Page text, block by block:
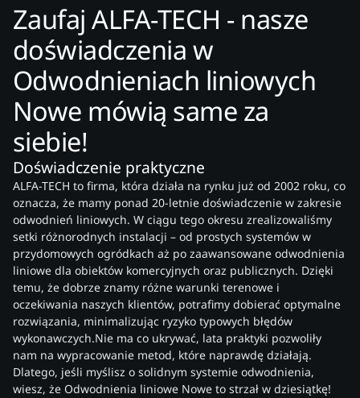
Zaufaj ALFA-TECH - nasze
doświadczenia w
Odwodnieniach liniowych
Nowe mówią same za
siebie!
Doświadczenie praktyczne
ALFA-TECH to firma, która działa na rynku już od 2002 roku, co
oznacza, że mamy ponad 20-letnie doświadczenie w zakresie
odwodnień liniowych. W ciągu tego okresu zrealizowaliśmy
setki różnorodnych instalacji – od prostych systemów w
przydomowych ogródkach aż po zaawansowane odwodnienia
liniowe dla obiektów komercyjnych oraz publicznych. Dzięki
temu, że dobrze znamy różne warunki terenowe i
oczekiwania naszych klientów, potrafimy dobierać optymalne
rozwiązania, minimalizując ryzyko typowych błędów
wykonawczych.Nie ma co ukrywać, lata praktyki pozwoliły
nam na wypracowanie metod, które naprawdę działają.
Dlatego, jeśli myślisz o solidnym systemie odwodnienia,
wiesz, że Odwodnienia liniowe Nowe to strzał w dziesiątkę!